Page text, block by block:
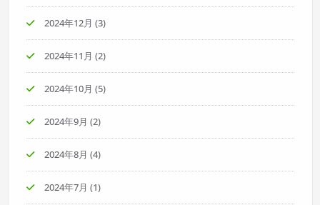
2024年12月 (3)
2024年11月 (2)
2024年10月 (5)
2024年9月 (2)
2024年8月 (4)
2024年7月 (1)